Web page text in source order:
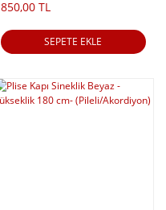
850,00 TL
SEPETE EKLE